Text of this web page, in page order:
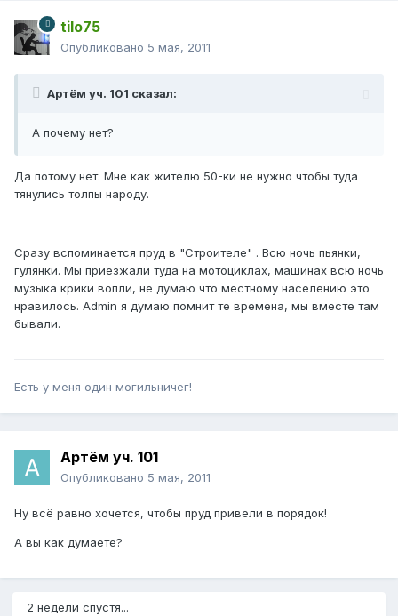
tilo75
Опубликовано 5 мая, 2011
Артём уч. 101 сказал:
А почему нет?
Да потому нет. Мне как жителю 50-ки не нужно чтобы туда
тянулись толпы народу.
Сразу вспоминается пруд в "Строителе" . Всю ночь пьянки,
гулянки. Мы приезжали туда на мотоциклах, машинах всю ночь
музыка крики вопли, не думаю что местному населению это
нравилось. Admin я думаю помнит те времена, мы вместе там
бывали.
Есть у меня один могильничег!
Артём уч. 101
Опубликовано 5 мая, 2011
Ну всё равно хочется, чтобы пруд привели в порядок!
А вы как думаете?
2 недели спустя...